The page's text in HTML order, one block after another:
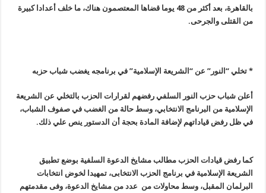
بالقاهرة، بعد أكثر من 48 يوما قضاها المعتصمون هناك، ما خلف أعدادا كبيرة
من القتلى والجرحى.
* تخلي “النور” عن “الشريعة الإسلامية” في برنامجه يغضب شباب حزبه
أعلن شباب حزب النور السلفي رفضهم لقرارات الحزب بالتخلي عن الشريعة
الإسلامية من البرنامج الانتخابي، وسط حالة من الغضب في صفوف الشباب،
في ظل رفض قياداتهم لإضافة المادة بحجة أن الدستور ينص علي ذلك.
كما رفض قيادات الحزب مطالب مشايخ الدعوة السلفية بوضع تطبيق
الشريعة الإسلامية في برنامج الحزب الانتخابى، تمهيدا لخوض انتخابات
البرلمان المقبل، وسط محاولات من عدد من مشايخ الدعوة، وفى مقدمتهم